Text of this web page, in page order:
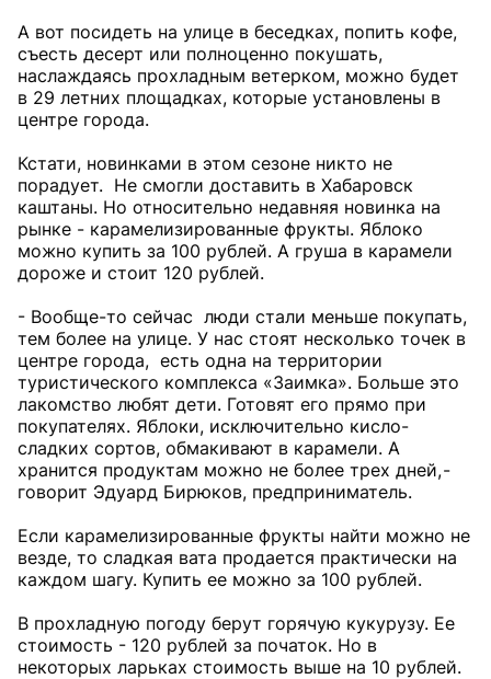
А вот посидеть на улице в беседках, попить кофе,
съесть десерт или полноценно покушать,
наслаждаясь прохладным ветерком, можно будет
в 29 летних площадках, которые установлены в
центре города.
Кстати, новинками в этом сезоне никто не
порадует. Не смогли доставить в Хабаровск
каштаны. Но относительно недавняя новинка на
рынке - карамелизированные фрукты. Яблоко
можно купить за 100 рублей. А груша в карамели
дороже и стоит 120 рублей.
- Вообще-то сейчас люди стали меньше покупать,
тем более на улице. У нас стоят несколько точек в
центре города, есть одна на территории
туристического комплекса «Заимка». Больше это
лакомство любят дети. Готовят его прямо при
покупателях. Яблоки, исключительно кисло-
сладких сортов, обмакивают в карамели. А
хранится продуктам можно не более трех дней, -
говорит Эдуард Бирюков, предприниматель.
Если карамелизированные фрукты найти можно не
везде, то сладкая вата продается практически на
каждом шагу. Купить ее можно за 100 рублей.
В прохладную погоду берут горячую кукурузу. Ее
стоимость - 120 рублей за початок. Но в
некоторых ларьках стоимость выше на 10 рублей.